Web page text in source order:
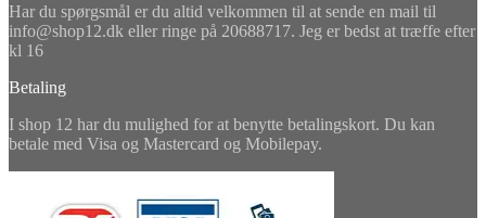
Har du spørgsmål er du altid velkommen til at sende en mail til
info@shop12.dk eller ringe på 20688717. Jeg er bedst at træffe efter
kl 16
Betaling
I shop 12 har du mulighed for at benytte betalingskort. Du kan
betale med Visa og Mastercard og Mobilepay.